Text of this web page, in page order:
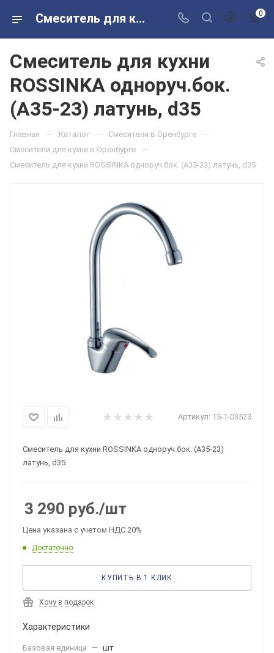
Смеситель для кухни ROSSINKA одноруч.бок. (A35-23) латунь, d35 в розничных магазинах Сантехторг 0
Смеситель для кухни
ROSSINKA одноруч.бок.
(A35-23) латунь, d35
Главная — Каталог — Смесители в Оренбурге —
Смесители для кухни в Оренбурге —
Смеситель для кухни ROSSINKA одноруч.бок. (A35-23) латунь, d35
Артикул: 15-1-03523
Смеситель для кухни ROSSINKA одноруч.бок. (A35-23)
латунь, d35
3 290 руб./шт
Цена указана с учетом НДС 20%
Достаточно
КУПИТЬ В 1 КЛИК
Хочу в подарок
Характеристики
Базовая единица — шт